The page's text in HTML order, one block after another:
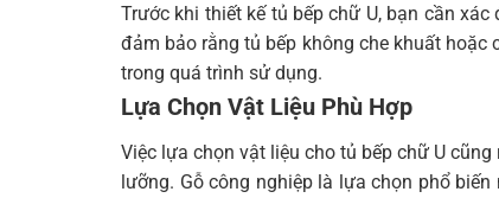
Trước khi thiết kế tủ bếp chữ U, bạn cần
đảm bảo rằng tủ bếp không che khuất hoặc
trong quá trình sử dụng.
Lựa Chọn Vật Liệu Phù Hợp
Việc lựa chọn vật liệu cho tủ bếp chữ U
lưỡng. Gỗ công nghiệp là lựa chọn phổ